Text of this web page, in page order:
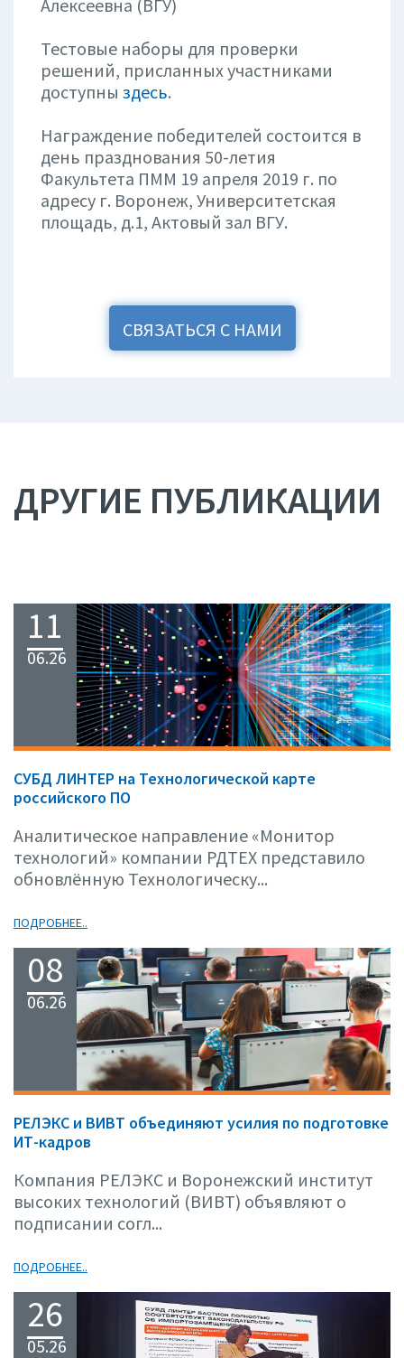
Алексеевна (ВГУ)
Тестовые наборы для проверки
решений, присланных участниками
доступны здесь.
Награждение победителей состоится в
день празднования 50-летия
Факультета ПММ 19 апреля 2019 г. по
адресу г. Воронеж, Университетская
площадь, д.1, Актовый зал ВГУ.
СВЯЗАТЬСЯ С НАМИ
ДРУГИЕ ПУБЛИКАЦИИ
11
06.26
СУБД ЛИНТЕР на Технологической карте
российского ПО
Аналитическое направление «Монитор
технологий» компании РДТЕХ представило
обновлённую Технологическу...
ПОДРОБНЕЕ..
08
06.26
РЕЛЭКС и ВИВТ объединяют усилия по подготовке
ИТ-кадров
Компания РЕЛЭКС и Воронежский институт
высоких технологий (ВИВТ) объявляют о
подписании согл...
ПОДРОБНЕЕ..
26
05.26